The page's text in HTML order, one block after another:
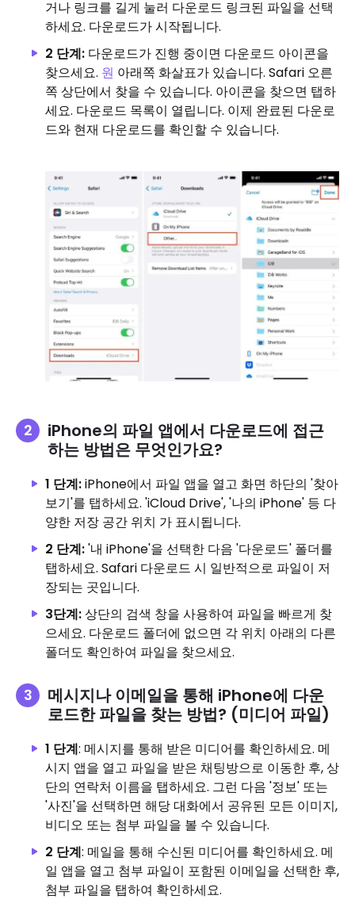
거나 링크를 길게 눌러 다운로드 링크된 파일을 선택
하세요. 다운로드가 시작됩니다.
2 단계: 다운로드가 진행 중이면 다운로드 아이콘을
찾으세요. 원 아래쪽 화살표가 있습니다. Safari 오른
쪽 상단에서 찾을 수 있습니다. 아이콘을 찾으면 탭하
세요. 다운로드 목록이 열립니다. 이제 완료된 다운로
드와 현재 다운로드를 확인할 수 있습니다.
iPhone의 파일 앱에서 다운로드에 접근
하는 방법은 무엇인가요?
1 단계:iPhone에서 파일 앱을 열고 화면 하단의 '찾아
보기'를 탭하세요. 'iCloud Drive', '나의 iPhone' 등 다
양한 저장 공간 위치 가 표시됩니다.
2 단계:'내 iPhone'을 선택한 다음 '다운로드' 폴더를
탭하세요. Safari 다운로드 시 일반적으로 파일이 저
장되는 곳입니다.
3단계:상단의 검색 창을 사용하여 파일을 빠르게 찾
으세요. 다운로드 폴더에 없으면 각 위치 아래의 다른
폴더도 확인하여 파일을 찾으세요.
메시지나 이메일을 통해 iPhone에 다운
로드한 파일을 찾는 방법? (미디어 파일)
1 단계: 메시지를 통해 받은 미디어를 확인하세요. 메
시지 앱을 열고 파일을 받은 채팅방으로 이동한 후, 상
단의 연락처 이름을 탭하세요. 그런 다음 '정보' 또는
'사진'을 선택하면 해당 대화에서 공유된 모든 이미지,
비디오 또는 첨부 파일을 볼 수 있습니다.
2 단계: 메일을 통해 수신된 미디어를 확인하세요. 메
일 앱을 열고 첨부 파일이 포함된 이메일을 선택한 후,
첨부 파일을 탭하여 확인하세요.